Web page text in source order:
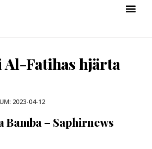
Fatihas hjärta
2023-04-12
Bamba – Saphirnews